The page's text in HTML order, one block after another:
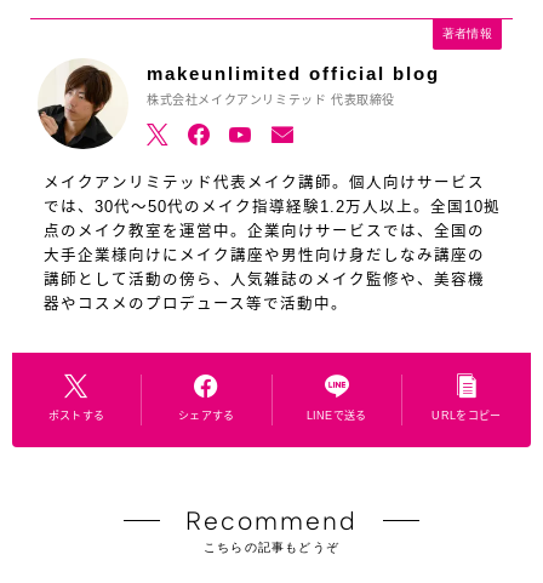
著者情報
makeunlimited official blog
株式会社メイクアンリミテッド 代表取締役
メイクアンリミテッド代表メイク講師。個人向けサービス
では、30代～50代のメイク指導経験1.2万人以上。全国10拠
点のメイク教室を運営中。企業向けサービスでは、全国の
大手企業様向けにメイク講座や男性向け身だしなみ講座の
講師として活動の傍ら、人気雑誌のメイク監修や、美容機
器やコスメのプロデュース等で活動中。
ポストする シェアする LINEで送る URLをコピー
Recommend
こちらの記事もどうぞ